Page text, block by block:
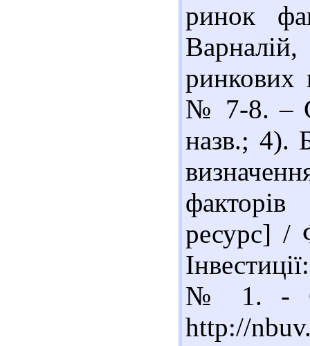
ринок
ринкових
№ 7-8. –
назв.; 4).
ресурс]
№ 1. - С.
http://